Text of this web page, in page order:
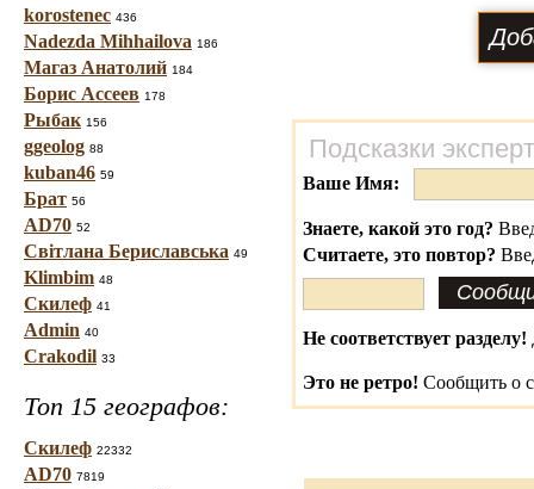
korostenec 436
Nadezda Mihhailova 186
Магаз Анатолий 184
Борис Ассеев 178
Рыбак 156
ggeolog 88
kuban46 59
Брат 56
AD70 52
Світлана Бериславська 49
Klimbim 48
Скилеф 41
Admin 40
Crakodil 33
Топ 15 географов:
Скилеф 22332
AD70 7819
Подсказки
Ваше Имя:
Знаете, какой это год?
Считаете, это повтор?
Не соответствует разделу!
Это не ретро! Сообщить о